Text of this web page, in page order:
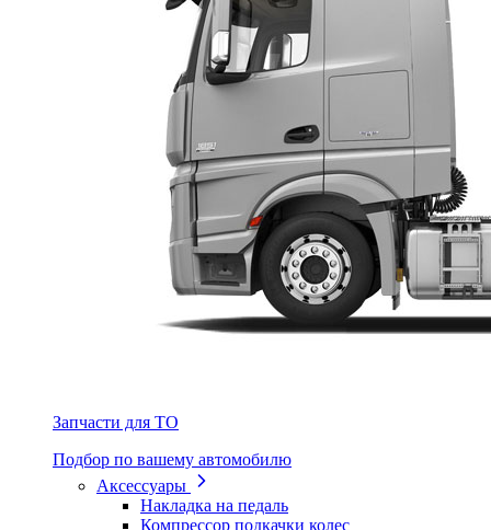
Запчасти для ТО
Подбор по вашему автомобилю
Аксессуары
Накладка на педаль
Компрессор подкачки колес